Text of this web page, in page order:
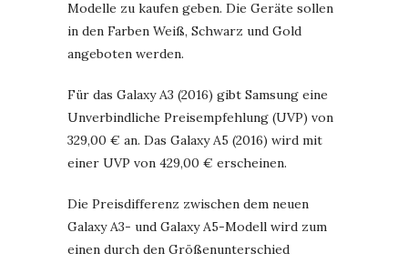
Modelle zu kaufen geben. Die Geräte sollen
in den Farben Weiß, Schwarz und Gold
angeboten werden.
Für das Galaxy A3 (2016) gibt Samsung eine
Unverbindliche Preisempfehlung (UVP) von
329,00 € an. Das Galaxy A5 (2016) wird mit
einer UVP von 429,00 € erscheinen.
Die Preisdifferenz zwischen dem neuen
Galaxy A3- und Galaxy A5-Modell wird zum
einen durch den Größenunterschied